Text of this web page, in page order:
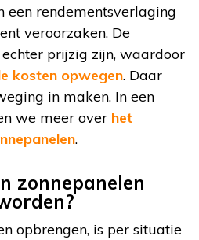
een rendementsverlaging
veroorzaken. De
prijzig zijn, waardoor
kosten opwegen. Daar
in maken. In een
we meer over het
.
zonnepanelen
opbrengen, is per situatie